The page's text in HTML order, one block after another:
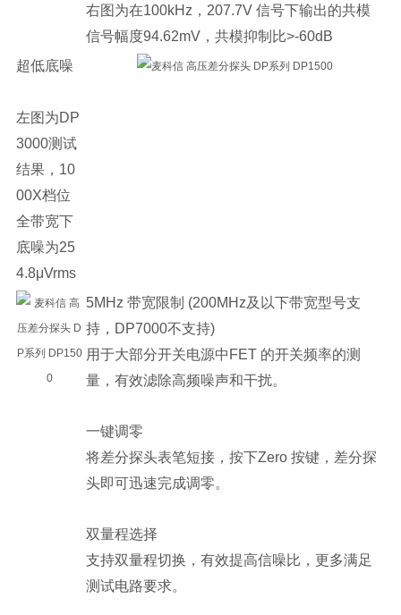
右图为在100kHz，207.7V 信号下输出的共模
信号幅度94.62mV，共模抑制比>-60dB
超低底噪
左图为DP
3000测试
结果，10
00X档位
全带宽下
底噪为25
4.8μVrms
5MHz 带宽限制 (200MHz及以下带宽型号支
持，DP7000不支持)
用于大部分开关电源中FET 的开关频率的测
量，有效滤除高频噪声和干扰。
一键调零
将差分探头表笔短接，按下Zero 按键，差分探
头即可迅速完成调零。
双量程选择
支持双量程切换，有效提高信噪比，更多满足
测试电路要求。